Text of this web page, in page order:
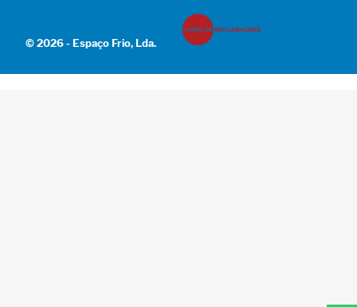
© 2026 - Espaço Frio, Lda.